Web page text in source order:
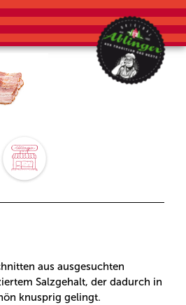
aus ausgesuchten
Salzgehalt, der dadurch in
knusprig gelingt.